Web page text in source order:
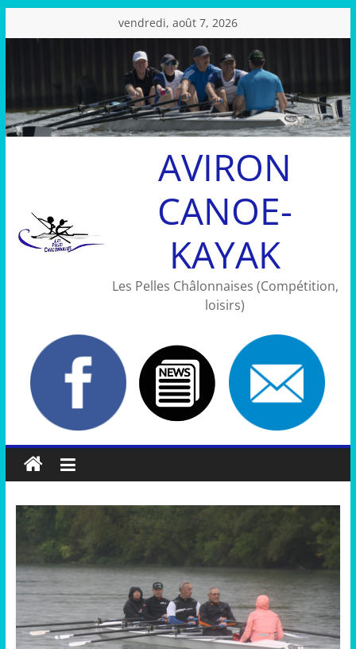
au
vendredi, août 7, 2026
AVIRON
CANOE-
KAYAK
Les Pelles Châlonnaises (Compétition,
loisirs)